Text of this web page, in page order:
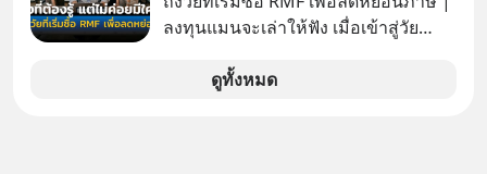
ตัวเองดูสักครั้ง กลับทำให้เกิดรอยร้าว
ในความสัมพันธ์เสียอย่างนั้น โดยราย
การแอปเท๋ Dinner Talk ในวันนี้โฮสต์
ทั้ง 2 ท่าน แทป-รวิศ หาญอุตสาหะ และ
ลงทุนแมนจะเล่าให้ฟัง เมื่อเข้าสู่วัย
ดูทั้งหมด